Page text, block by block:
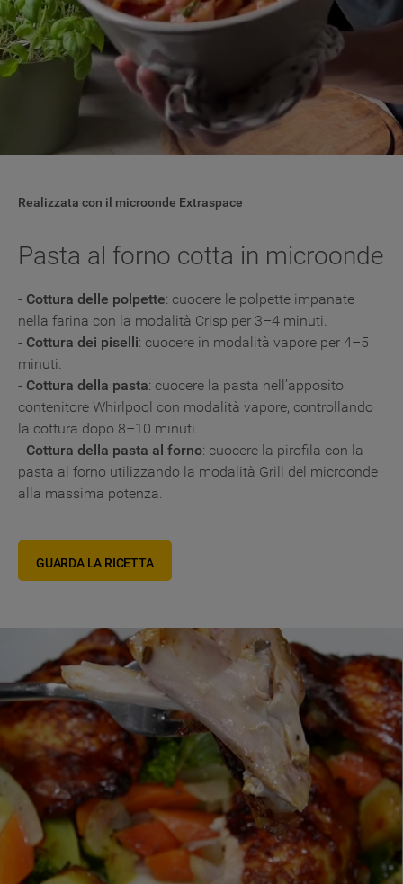
Realizzata con il microonde Extraspace
Pasta al forno cotta in microonde
- Cottura delle polpette: cuocere le polpette impanate
nella farina con la modalità Crisp per 3–4 minuti.
- Cottura dei piselli: cuocere in modalità vapore per 4–5
minuti.
- Cottura della pasta: cuocere la pasta nell’apposito
contenitore Whirlpool con modalità vapore, controllando
la cottura dopo 8–10 minuti.
- Cottura della pasta al forno: cuocere la pirofila con la
pasta al forno utilizzando la modalità Grill del microonde
alla massima potenza.
GUARDA LA RICETTA